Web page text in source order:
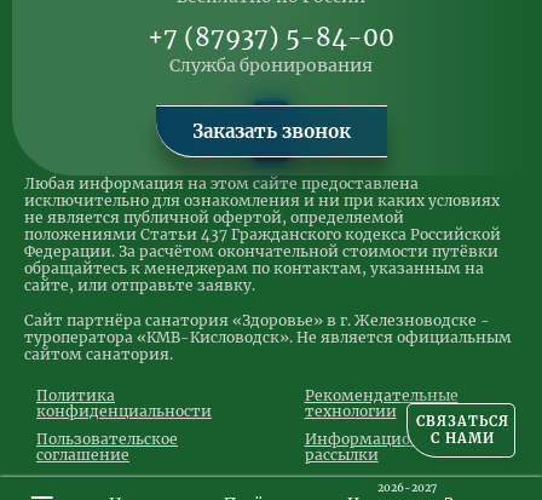
2026-2027
Любая информация на этом сайте предоставлена
исключительно для ознакомления и ни при каких условиях
не является публичной офертой, определяемой
положениями Статьи 437 Гражданского кодекса Российской
Федерации. За расчётом окончательной стоимости путёвки
обращайтесь к менеджерам по контактам, указанным на
сайте, или отправьте заявку.
Сайт партнёра санатория «Здоровье» в г. Железноводске -
туроператора «КМВ-Кисловодск». Не является официальным
сайтом санатория.
Политика
конфиденциальности
Пользовательское
соглашение
Рекомендательные
технологии
Информационные
рассылки
+7 (87937) 5-84-00
Служба бронирования
Заказать звонок
СВЯЗАТЬСЯ
С НАМИ